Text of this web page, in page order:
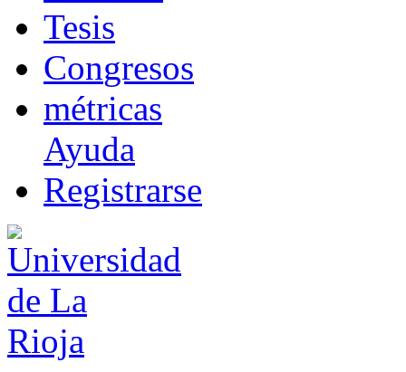
Tesis
Congresos
métricas
Ayuda
Registrarse